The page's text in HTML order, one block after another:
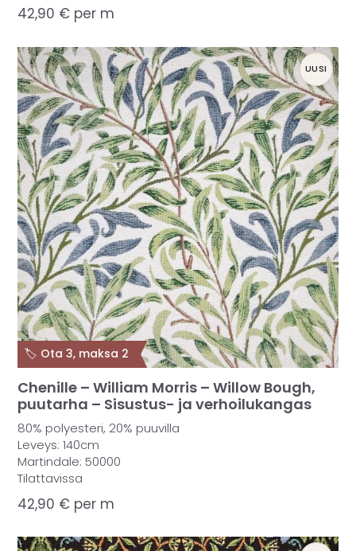
42,90 € per m
Chenille – William Morris – Willow Bough,
puutarha – Sisustus- ja verhoilukangas
80% polyesteri, 20% puuvilla
Leveys: 140cm
Martindale: 50000
Tilattavissa
42,90 € per m
UUSI
🏷️ Ota 3, maksa 2